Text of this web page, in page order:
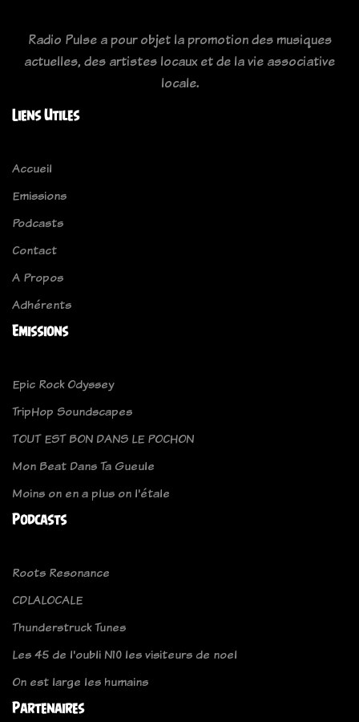
Radio Pulse a pour objet la promotion des musiques
actuelles, des artistes locaux et de la vie associative
locale.
Liens Utiles
Accueil
Emissions
Podcasts
Contact
A Propos
Adhérents
Emissions
Epic Rock Odyssey
TripHop Soundscapes
TOUT EST BON DANS LE POCHON
Mon Beat Dans Ta Gueule
Moins on en a plus on l'étale
Podcasts
Roots Resonance
CDLALOCALE
Thunderstruck Tunes
Les 45 de l'oubli N10 les visiteurs de noel
On est large les humains
Partenaires